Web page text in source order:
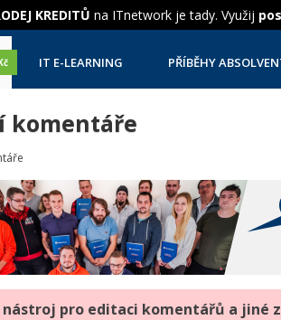
KREDITŮ na ITnetwork je tady. Využij
IT E-LEARNING PŘÍBĚHY
komentáře
pro editaci komentářů a jiné